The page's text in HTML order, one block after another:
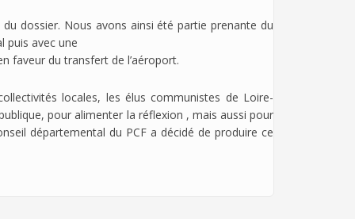
dossier. Nous avons ainsi été partie prenante du
puis avec une
faveur du transfert de l’aéroport.
locales, les élus communistes de Loire-
pour alimenter la réflexion , mais aussi pour
départemental du PCF a décidé de produire ce